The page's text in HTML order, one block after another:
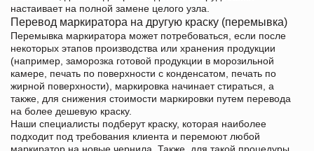
настаивает на полной замене целого узла.
Перевод маркиратора на другую краску (перемывка)
Перемывка маркиратора может потребоваться, если после
некоторых этапов производства или хранения продукции
(например, заморозка готовой продукции в морозильной
камере, печать по поверхности с конденсатом, печать по
жирной поверхности), маркировка начинает стираться, а
также, для снижения стоимости маркировки путем перевода
на более дешевую краску.
Наши специалисты подберут краску, которая наиболее
подходит под требования клиента и перемоют любой
маркиратор на новые чернила. Также, для такой процедуры